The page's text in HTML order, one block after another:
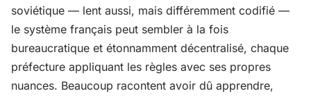
soviétique — lent aussi, mais différemment codifié —
le système français peut sembler à la fois
bureaucratique et étonnamment décentralisé, chaque
préfecture appliquant les règles avec ses propres
nuances. Beaucoup racontent avoir dû apprendre,